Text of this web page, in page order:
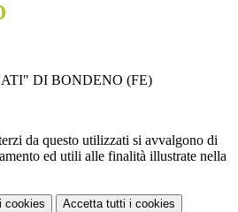
DI BONDENO (FE)
da questo utilizzati si avvalgono di
ed utili alle finalità illustrate nella
i cookies Accetta tutti i cookies